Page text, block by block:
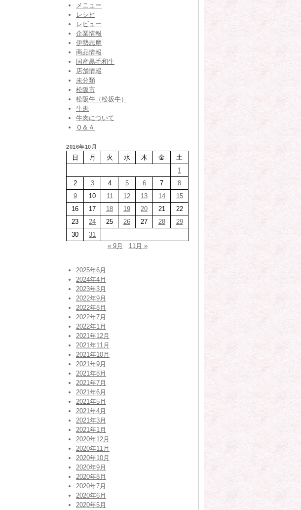
メニュー
レシピ
レビュー
企業情報
伊勢志摩
商品情報
国産黒毛和牛
店舗情報
未分類
松阪市
松阪牛（松坂牛）
牛肉
牛肉について
Ｑ＆Ａ
2016年10月
日 月 火 水 木 金
土
1
2
3 4 5 6 7
8
9
10 11 12 13 14
15
16
17 18 19 20 21
22
23
24 25 26 27 28
29
30
31
« 9月
11月 »
2025年6月
2024年4月
2023年3月
2022年9月
2022年8月
2022年7月
2022年1月
2021年12月
2021年11月
2021年10月
2021年9月
2021年8月
2021年7月
2021年6月
2021年5月
2021年4月
2021年3月
2021年1月
2020年12月
2020年11月
2020年10月
2020年9月
2020年8月
2020年7月
2020年6月
2020年5月